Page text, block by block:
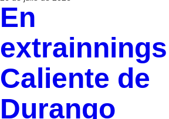
En
Caliente de
Durango